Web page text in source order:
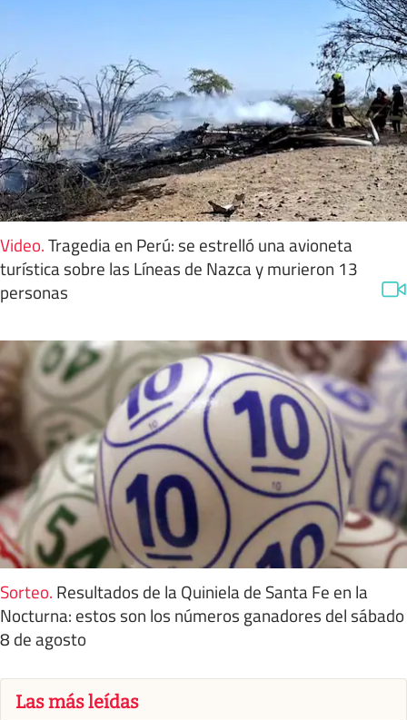
Video.Tragedia en Perú: se estrelló una avioneta
turística sobre las Líneas de Nazca y murieron 13
personas
Sorteo. Resultados de la Quiniela de Santa Fe en la
Nocturna: estos son los números ganadores del sábado
8 de agosto
Las más leídas